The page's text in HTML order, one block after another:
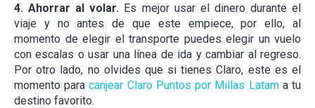
4. Ahorrar al volar. Es mejor usar el dinero durante el
viaje y no antes de que este empiece, por ello, al
momento de elegir el transporte puedes elegir un vuelo
con escalas o usar una línea de ida y cambiar al regreso.
Por otro lado, no olvides que si tienes Claro, este es el
momento paracanjear Claro Puntos por Millas Latama tu
destino favorito.